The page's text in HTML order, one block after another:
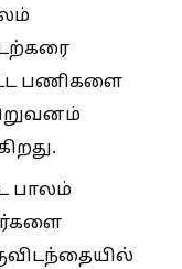
பணிகளை
பாலம்